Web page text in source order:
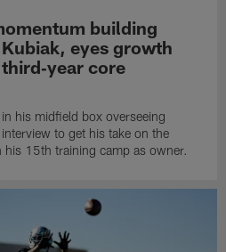
building
eyes growth
core
his midfield box overseeing
to get his take on the
his 15th training camp as owner.